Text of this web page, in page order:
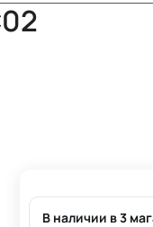
В наличии в 3